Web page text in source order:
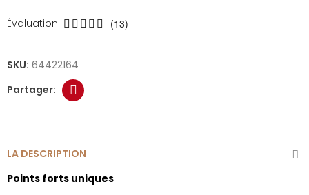
Évaluation: (13)
SKU: 64422164
LA DESCRIPTION
Points forts uniques